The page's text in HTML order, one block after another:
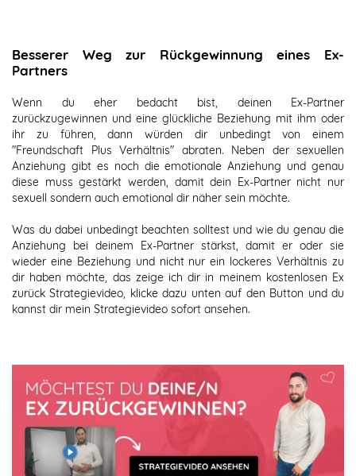
Besserer Weg zur Rückgewinnung eines Ex-
Partners
Wenn du eher bedacht bist, deinen Ex-Partner
zurückzugewinnen und eine glückliche Beziehung mit ihm oder
ihr zu führen, dann würden dir unbedingt von einem
"Freundschaft Plus Verhältnis" abraten. Neben der sexuellen
Anziehung gibt es noch die emotionale Anziehung und genau
diese muss gestärkt werden, damit dein Ex-Partner nicht nur
sexuell sondern auch emotional dir näher sein möchte.
Was du dabei unbedingt beachten solltest und wie du genau die
Anziehung bei deinem Ex-Partner stärkst, damit er oder sie
wieder eine Beziehung und nicht nur ein lockeres Verhältnis zu
dir haben möchte, das zeige ich dir in meinem kostenlosen Ex
zurück Strategievideo, klicke dazu unten auf den Button und du
kannst dir mein Strategievideo sofort ansehen.